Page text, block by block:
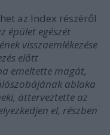
az Index részéről
épület egészét
visszaemlékezése
előtt
emeltette magát,
ablaka
átterveztette az
el, részben